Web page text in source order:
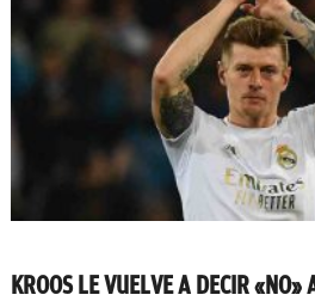
KROOS LE VUELVE A DECIR